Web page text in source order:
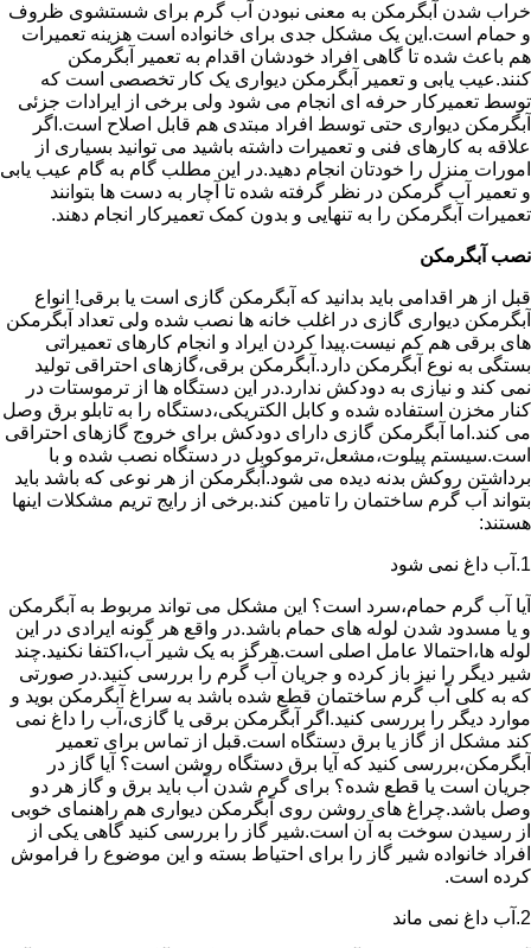
خراب شدن آبگرمکن به معنی نبودن آب گرم برای شستشوی ظروف
و حمام است.این یک مشکل جدی برای خانواده است هزینه تعمیرات
هم باعث شده تا گاهی افراد خودشان اقدام به تعمیر آبگرمکن
کنند.عیب یابی و تعمیر آبگرمکن دیواری یک کار تخصصی است که
توسط تعمیرکار حرفه ای انجام می شود ولی برخی از ایرادات جزئی
آبگرمکن دیواری حتی توسط افراد مبتدی هم قابل اصلاح است.اگر
علاقه به کارهای فنی و تعمیرات داشته باشید می توانید بسیاری از
امورات منزل را خودتان انجام دهید.در این مطلب گام به گام عیب یابی
و تعمیر آب گرمکن در نظر گرفته شده تا آچار به دست ها بتوانند
تعمیرات آبگرمکن را به تنهایی و بدون کمک تعمیرکار انجام دهند.
نصب آبگرمکن
قبل از هر اقدامی باید بدانید که آبگرمکن گازی است یا برقی! انواع
آبگرمکن دیواری گازی در اغلب خانه ها نصب شده ولی تعداد آبگرمکن
های برقی هم کم نیست.پیدا کردن ایراد و انجام کارهای تعمیراتی
بستگی به نوع آبگرمکن دارد.آبگرمکن برقی،گازهای احتراقی تولید
نمی کند و نیازی به دودکش ندارد.در این دستگاه ها از ترموستات در
کنار مخزن استفاده شده و کابل الکتریکی،دستگاه را به تابلو برق وصل
می کند.اما آبگرمکن گازی دارای دودکش برای خروج گازهای احتراقی
است.سیستم پیلوت،مشعل،ترموکوبل در دستگاه نصب شده و با
برداشتن روکش بدنه دیده می شود.آبگرمکن از هر نوعی که باشد باید
بتواند آب گرم ساختمان را تامین کند.برخی از رایج تریم مشکلات اینها
هستند:
1.آب داغ نمی شود
آیا آب گرم حمام،سرد است؟ این مشکل می تواند مربوط به آبگرمکن
و یا مسدود شدن لوله های حمام باشد.در واقع هر گونه ایرادی در این
لوله ها،احتمالا عامل اصلی است.هرگز به یک شیر آب،اکتفا نکنید.چند
شیر دیگر را نیز باز کرده و جریان آب گرم را بررسی کنید.در صورتی
که به کلی آب گرم ساختمان قطع شده باشد به سراغ آبگرمکن بوید و
موارد دیگر را بررسی کنید.اگر آبگرمکن برقی یا گازی،آب را داغ نمی
کند مشکل از گاز یا برق دستگاه است.قبل از تماس برای تعمیر
آبگرمکن،بررسی کنید که آیا برق دستگاه روشن است؟ آیا گاز در
جریان است یا قطع شده؟ برای گرم شدن آب باید برق و گاز هر دو
وصل باشد.چراغ های روشن روی آبگرمکن دیواری هم راهنمای خوبی
از رسیدن سوخت به آن است.شیر گاز را بررسی کنید گاهی یکی از
افراد خانواده شیر گاز را برای احتیاط بسته و این موضوع را فراموش
کرده است.
2.آب داغ نمی ماند